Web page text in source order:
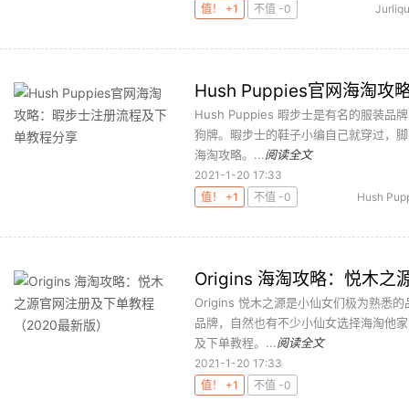
值！ +1
不值 -0
Hush Puppies官网海淘攻
Hush Puppies 暇步士是有名的服装品
狗牌。暇步士的鞋子小编自己就穿过，
海淘攻略。...阅读全文
2021-1-20 17:33
值！ +1
不值 -0 Hush
Origins 海淘攻略：悦木之
Origins 悦木之源是小仙女们极为熟悉
品牌，自然也有不少小仙女选择海淘他
及下单教程。...阅读全文
2021-1-20 17:33
值！ +1
不值 -0